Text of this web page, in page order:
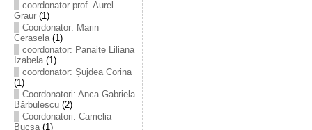
coordonator prof. Aurel
Graur(1)
Coordonator: Marin
Cerasela(1)
coordonator: Panaite Liliana
Izabela(1)
coordonator: Șujdea Corina
(1)
Coordonatori: Anca Gabriela
Bărbulescu(2)
Coordonatori: Camelia
Bucșa(1)